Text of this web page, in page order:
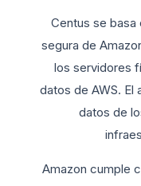
Centus se basa
segura de
los servidores
datos de AWS. El
datos de
Amazon cumple